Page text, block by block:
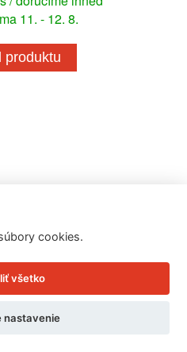
11. - 12. 8.
produktu
cookies.
všetko
nastavenie